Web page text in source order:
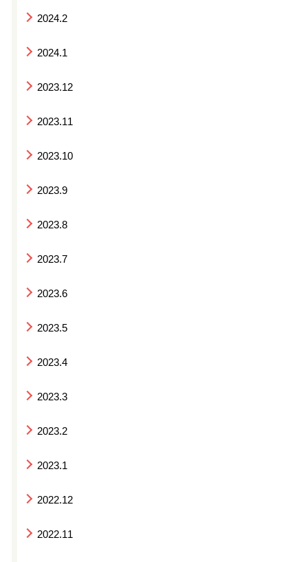
2024.2
2024.1
2023.12
2023.11
2023.10
2023.9
2023.8
2023.7
2023.6
2023.5
2023.4
2023.3
2023.2
2023.1
2022.12
2022.11